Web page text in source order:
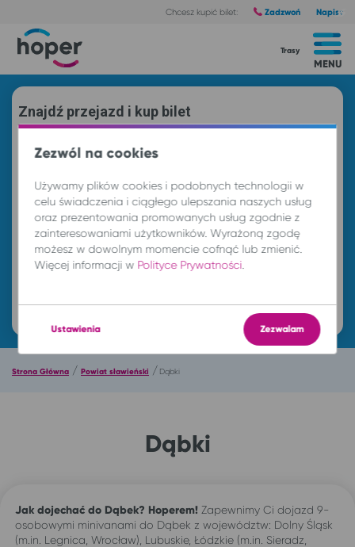
Chcesz kupić bilet: Zadzwoń Napisz
MENU
Trasy
Znajdź przejazd i kup bilet
DO
cz. 6 sie. -- : --
Strona Główna / Powiat sławieński /Dąbki
Dąbki
Jak dojechać do Dąbek? Hoperem! Zapewnimy Ci dojazd 9-
osobowymi minivanami do Dąbek z województw: Dolny Śląsk
(m.in. Legnica, Wrocław), Lubuskie, Łódzkie (m.in. Sieradz,
Zezwól na cookies
Używamy plików cookies i podobnych technologii w
celu świadczenia i ciągłego ulepszania naszych usług
oraz prezentowania promowanych usług zgodnie z
zainteresowaniami użytkowników. Wyrażoną zgodę
możesz w dowolnym momencie cofnąć lub zmienić.
Więcej informacji w Polityce Prywatności
Ustawienia Zezwalam